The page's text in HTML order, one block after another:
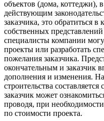
объектов (дома, коттеджи),
действующим
заказчика, это
собственных
специалисты компании
проекты или разработать
пожелания заказчика.
окончательным и заказчик
дополнения и изменения.
строительства
заказчик может
проводя, при
по стоимости проекта.